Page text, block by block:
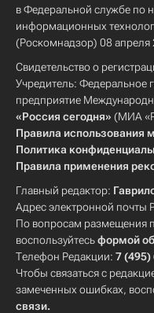
в Федеральной службе по
информационных
(Роскомнадзор) 08 апреля
Свидетельство о
Учредитель: Федеральное
предприятие
«Россия сегодня» (МИА
Правила использования
Политика
Правила применения
Главный редактор:
Адрес электронной почты
По вопросам размещения
воспользуйтесьформой
Телефон Редакции: 7 (495)
Чтобы связаться с
замеченных ошибках,
связи.